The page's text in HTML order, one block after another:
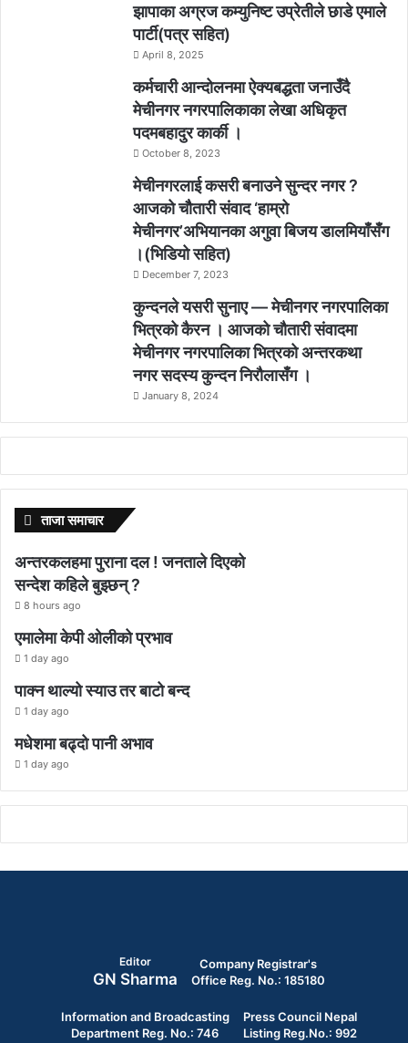
झापाका अग्रज कम्युनिष्ट उप्रेतीले छाडे एमाले
पार्टी(पत्र सहित)
April 8, 2025
कर्मचारी आन्दोलनमा ऐक्यबद्धता जनाउँदै
मेचीनगर नगरपालिकाका लेखा अधिकृत
पदमबहादुर कार्की ।
October 8, 2023
मेचीनगरलाई कसरी बनाउने सुन्दर नगर ?
आजको चौैतारी संवाद ‘हाम्रो
मेचीनगर’अभियानका अगुवा बिजय डालमियाँसँग
।(भिडियो सहित)
December 7, 2023
कुन्दनले यसरी सुनाए — मेचीनगर नगरपालिका
भित्रको कैरन । आजको चौतारी संवादमा
मेचीनगर नगरपालिका भित्रको अन्तरकथा
नगर सदस्य कुन्दन निरौलासँग ।
January 8, 2024
ताजा समाचार
अन्तरकलहमा पुराना दल ! जनताले दिएको
सन्देश कहिले बुझ्छन् ?
8 hours ago
एमालेमा केपी ओलीको प्रभाव
1 day ago
पाक्न थाल्यो स्याउ तर बाटो बन्द
1 day ago
मधेशमा बढ्दो पानी अभाव
1 day ago
Editor
GN Sharma
Company Registrar's
Office Reg. No.: 185180
Information and Broadcasting
Department Reg. No.: 746
Press Council Nepal
Listing Reg.No.: 992